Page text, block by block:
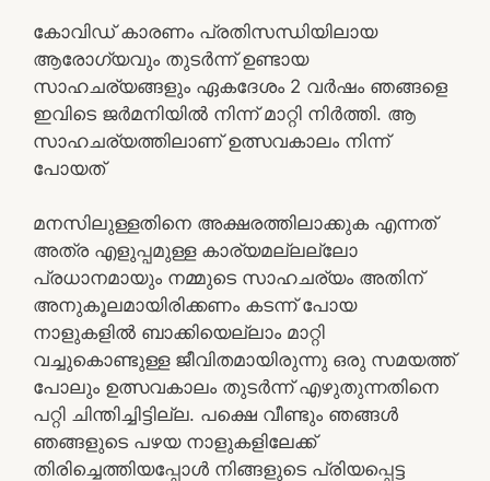
കോവിഡ് കാരണം പ്രതിസന്ധിയിലായ
ആരോഗ്യവും തുടർന്ന് ഉണ്ടായ
സാഹചര്യങ്ങളും ഏകദേശം 2 വർഷം ഞങ്ങളെ
ഇവിടെ ജർമനിയിൽ നിന്ന് മാറ്റി നിർത്തി. ആ
സാഹചര്യത്തിലാണ് ഉത്സവകാലം നിന്ന്
പോയത്
മനസിലുള്ളതിനെ അക്ഷരത്തിലാക്കുക എന്നത്
അത്ര എളുപ്പമുള്ള കാര്യമല്ലല്ലോ
പ്രധാനമായും നമ്മുടെ സാഹചര്യം അതിന്
അനുകൂലമായിരിക്കണം കടന്ന് പോയ
നാളുകളിൽ ബാക്കിയെല്ലാം മാറ്റി
വച്ചുകൊണ്ടുള്ള ജീവിതമായിരുന്നു ഒരു സമയത്ത്
പോലും ഉത്സവകാലം തുടർന്ന് എഴുതുന്നതിനെ
പറ്റി ചിന്തിച്ചിട്ടില്ല. പക്ഷെ വീണ്ടും ഞങ്ങൾ
ഞങ്ങളുടെ പഴയ നാളുകളിലേക്ക്
തിരിച്ചെത്തിയപ്പോൾ നിങ്ങളുടെ പ്രിയപ്പെട്ട